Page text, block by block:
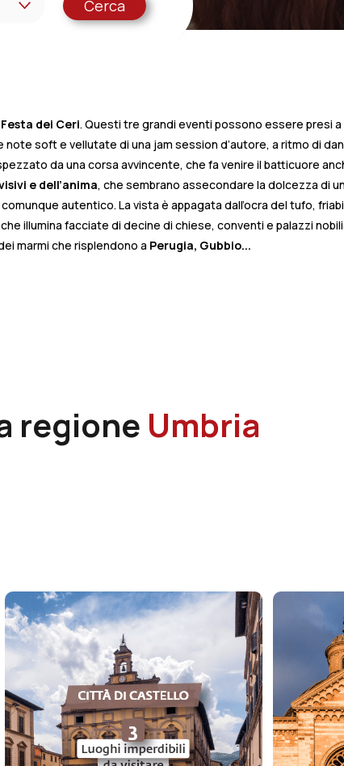
Cerca
dei Ceri. Questi tre grandi eventi possono essere presi
note soft e vellutate di una jam session d’autore, a ritmo di
da una corsa avvincente, che fa venire il batticuore
e dell’anima, che sembrano assecondare la dolcezza di
autentico. La vista è appagata dall’ocra del tufo,
illumina facciate di decine di chiese, conventi e palazzi
marmi che risplendono a Perugia, Gubbio...
regione Umbria